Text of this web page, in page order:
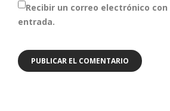
Recibir un correo electrónico con
entrada.